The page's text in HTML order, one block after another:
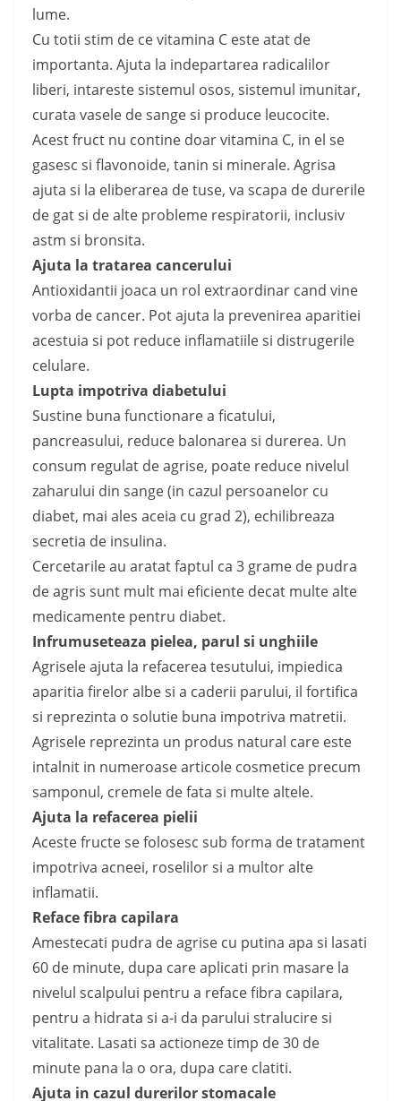
lume.
Cu totii stim de ce vitamina C este atat de
importanta. Ajuta la indepartarea radicalilor
liberi, intareste sistemul osos, sistemul imunitar,
curata vasele de sange si produce leucocite.
Acest fruct nu contine doar vitamina C, in el se
gasesc si flavonoide, tanin si minerale. Agrisa
ajuta si la eliberarea de tuse, va scapa de durerile
de gat si de alte probleme respiratorii, inclusiv
astm si bronsita.
Ajuta la tratarea cancerului
Antioxidantii joaca un rol extraordinar cand vine
vorba de cancer. Pot ajuta la prevenirea aparitiei
acestuia si pot reduce inflamatiile si distrugerile
celulare.
Lupta impotriva diabetului
Sustine buna functionare a ficatului,
pancreasului, reduce balonarea si durerea. Un
consum regulat de agrise, poate reduce nivelul
zaharului din sange (in cazul persoanelor cu
diabet, mai ales aceia cu grad 2), echilibreaza
secretia de insulina.
Cercetarile au aratat faptul ca 3 grame de pudra
de agris sunt mult mai eficiente decat multe alte
medicamente pentru diabet.
Infrumuseteaza pielea, parul si unghiile
Agrisele ajuta la refacerea tesutului, impiedica
aparitia firelor albe si a caderii parului, il fortifica
si reprezinta o solutie buna impotriva matretii.
Agrisele reprezinta un produs natural care este
intalnit in numeroase articole cosmetice precum
samponul, cremele de fata si multe altele.
Ajuta la refacerea pielii
Aceste fructe se folosesc sub forma de tratament
impotriva acneei, roselilor si a multor alte
inflamatii.
Reface fibra capilara
Amestecati pudra de agrise cu putina apa si lasati
60 de minute, dupa care aplicati prin masare la
nivelul scalpului pentru a reface fibra capilara,
pentru a hidrata si a-i da parului stralucire si
vitalitate. Lasati sa actioneze timp de 30 de
minute pana la o ora, dupa care clatiti.
Ajuta in cazul durerilor stomacale